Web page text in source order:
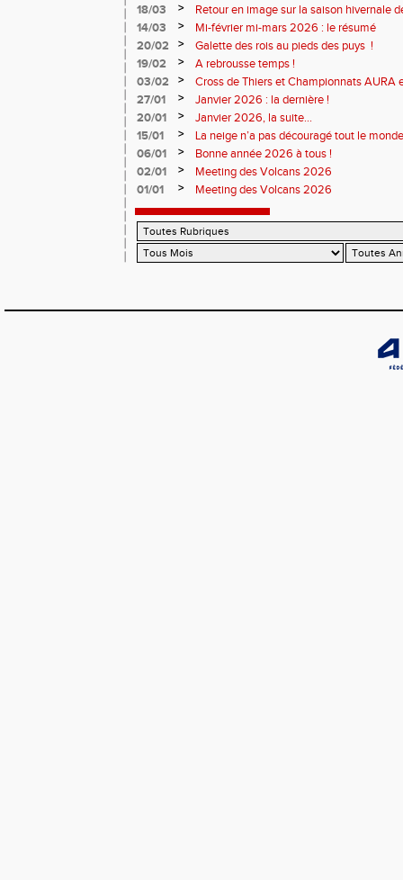
18/03
>
Retour en image sur la saison hivernale
14/03
>
Mi-février mi-mars 2026 : le résumé
20/02
>
Galette des rois au pieds des puys !
19/02
>
A rebrousse temps !
03/02
>
Cross de Thiers et Championnats AURA
27/01
>
Janvier 2026 : la dernière !
20/01
>
Janvier 2026, la suite...
15/01
>
La neige n’a pas découragé tout le
06/01
>
Bonne année 2026 à tous !
02/01
>
Meeting des Volcans 2026
01/01
> Meeting des Volcans 2026